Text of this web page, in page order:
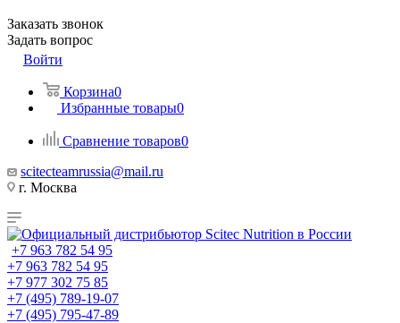
Заказать звонок
Задать вопрос
Войти
Корзина0
Избранные товары0
Сравнение товаров0
scitecteamrussia@mail.ru
г. Москва
+7 963 782 54 95
+7 963 782 54 95
+7 977 302 75 85
+7 (495) 789-19-07
+7 (495) 795-47-89